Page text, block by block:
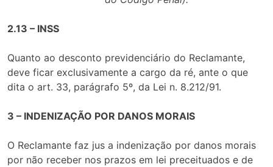
2.13 – INSS
Quanto ao desconto previdenciário do Reclamante,
deve ficar exclusivamente a cargo da ré, ante o que
dita o art. 33, parágrafo 5º, da Lei n. 8.212/91.
3 – INDENIZAÇÃO POR DANOS MORAIS
O Reclamante faz jus a indenização por danos morais
por não receber nos prazos em lei preceituados e de